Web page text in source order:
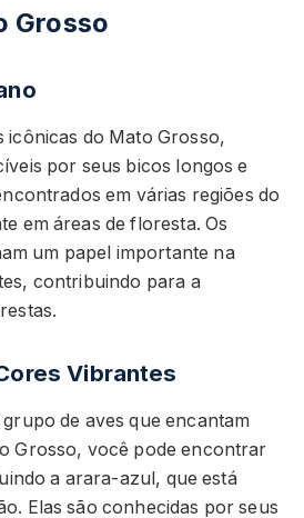
Grosso
icônicas do Mato Grosso,
por seus bicos longos e
em várias regiões do
em áreas de floresta. Os
um papel importante na
contribuindo para a
Vibrantes
de aves que encantam
Grosso, você pode encontrar
a arara-azul, que está
Elas são conhecidas por seus